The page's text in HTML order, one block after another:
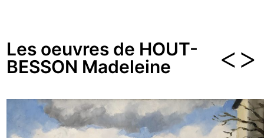
Les oeuvres de HOUT-
BESSON Madeleine
<>